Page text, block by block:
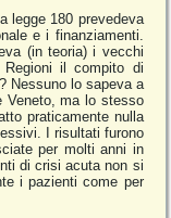
legge 180 prevedeva
e i finanziamenti.
(in teoria) i vecchi
il compito di
Nessuno lo sapeva a
Veneto, ma lo stesso
praticamente nulla
I risultati furono
per molti anni in
di crisi acuta non si
i pazienti come per